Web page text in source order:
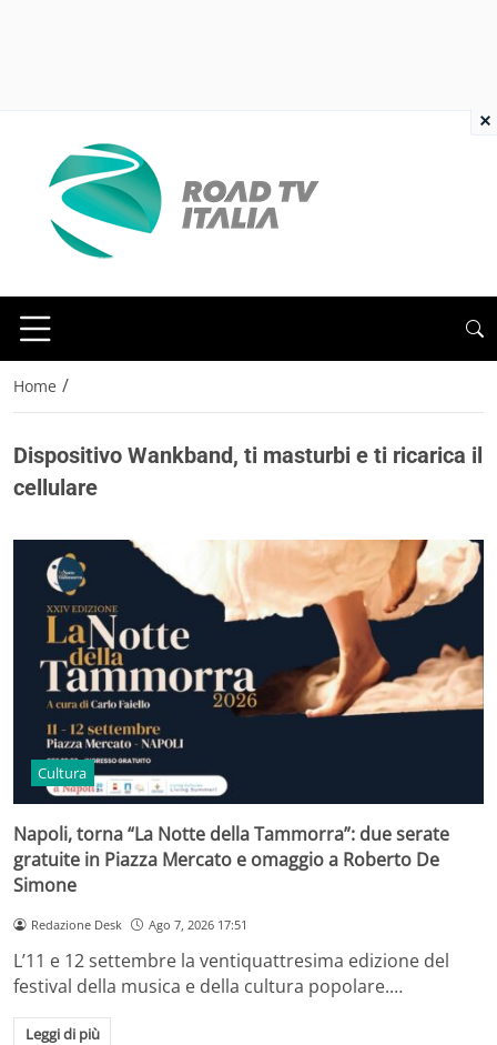
Home /
Dispositivo Wankband, ti masturbi e ti ricarica il
cellulare
Cultura
Napoli, torna “La Notte della Tammorra”: due serate
gratuite in Piazza Mercato e omaggio a Roberto De
Simone
Redazione Desk Ago 7, 2026 17:51
L’11 e 12 settembre la ventiquattresima edizione del
festival della musica e della cultura popolare.…
Leggi di più
×